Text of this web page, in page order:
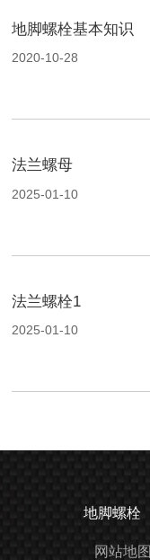
地脚螺栓基本知识
2020-10-28
法兰螺母
2025-01-10
法兰螺栓1
2025-01-10
地脚螺栓
网站地图